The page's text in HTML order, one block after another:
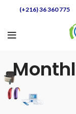
(+216) 36 360 775